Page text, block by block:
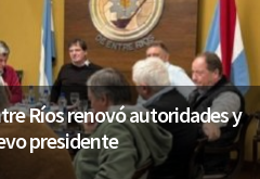
Ríos renovó autoridades y
presidente